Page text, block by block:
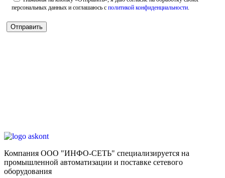
персональных данных и соглашаюсь с политикой конфиденциальности.
Компания ООО "ИНФО-СЕТЬ" специализируется на
промышленной автоматизации и поставке сетевого
оборудования